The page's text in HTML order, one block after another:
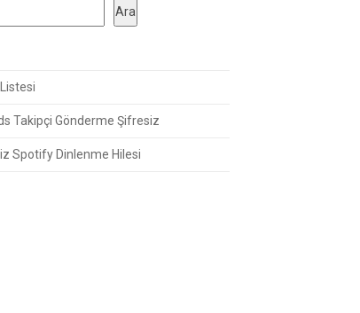
Ara
Takipçi Gönderme Şifresiz
Spotify Dinlenme Hilesi